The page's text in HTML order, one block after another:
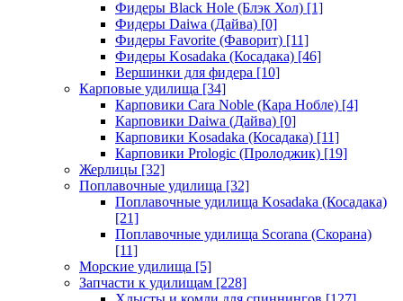
Фидеры Black Hole (Блэк Хол) [1]
Фидеры Daiwa (Дайва) [0]
Фидеры Favorite (Фаворит) [11]
Фидеры Kosadaka (Косадака) [46]
Вершинки для фидера [10]
Карповые удилища [34]
Карповики Cara Noble (Кара Нобле) [4]
Карповики Daiwa (Дайва) [0]
Карповики Kosadaka (Косадака) [11]
Карповики Prologic (Пролоджик) [19]
Жерлицы [32]
Поплавочные удилища [32]
Поплавочные удилища Kosadaka (Косадака)
[21]
Поплавочные удилища Scorana (Скорана)
[11]
Морские удилища [5]
Запчасти к удилищам [228]